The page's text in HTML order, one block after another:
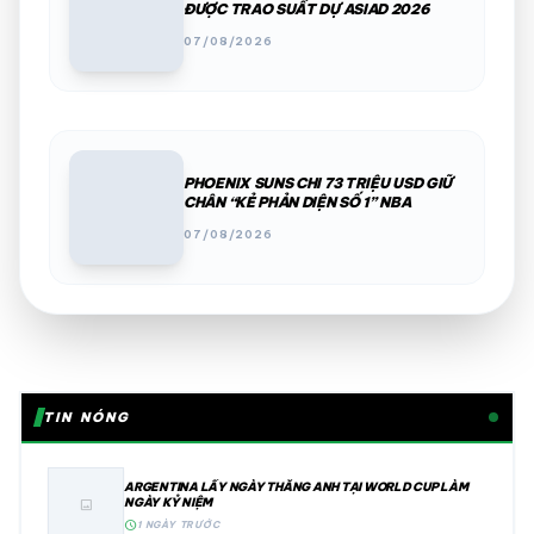
ĐƯỢC TRAO SUẤT DỰ ASIAD 2026
07/08/2026
PHOENIX SUNS CHI 73 TRIỆU USD GIỮ
CHÂN “KẺ PHẢN DIỆN SỐ 1” NBA
07/08/2026
TIN NÓNG
image
ARGENTINA LẤY NGÀY THẮNG ANH TẠI WORLD CUP LÀM
NGÀY KỶ NIỆM
schedule1 NGÀY TRƯỚC